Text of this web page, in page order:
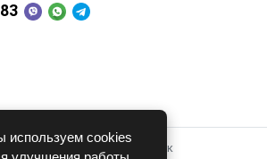
на системе для авторазборок
используем cookies